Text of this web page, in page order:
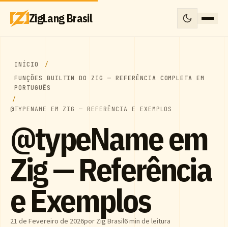
ZigLang Brasil
INÍCIO
FUNÇÕES BUILTIN DO ZIG — REFERÊNCIA COMPLETA EM
PORTUGUÊS
@TYPENAME EM ZIG — REFERÊNCIA E EXEMPLOS
@typeName em
Zig — Referência
e Exemplos
21 de Fevereiro de 2026por Zig Brasil6 min de leitura